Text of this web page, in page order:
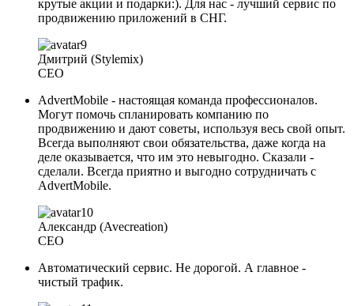
крутые акции и подарки:). Для нас - лучший сервис по
продвижению приложений в СНГ.
Дмитрий (Stylemix)
CEO
AdvertMobile - настоящая команда профессионалов.
Могут помочь спланировать компанию по
продвижению и дают советы, используя весь свой опыт.
Всегда выполняют свои обязательства, даже когда на
деле оказывается, что им это невыгодно. Сказали -
сделали. Всегда приятно и выгодно сотрудничать с
AdvertMobile.
Александр (Avecreation)
CEO
Автоматический сервис. Не дорогой. А главное -
чистый трафик.